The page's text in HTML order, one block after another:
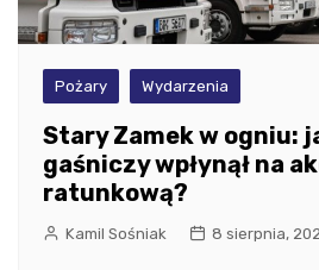
Pożary Wydarzenia
Stary Zamek w ogniu:
gaśniczy wpłynął na
ratunkową?
Kamil Sośniak 8 sierpnia,